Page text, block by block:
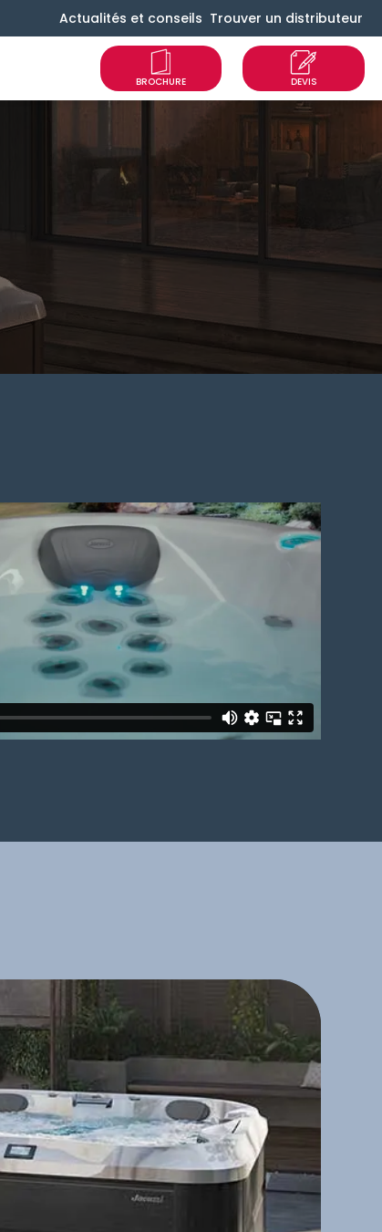
Actualités et conseils Trouver un distributeur